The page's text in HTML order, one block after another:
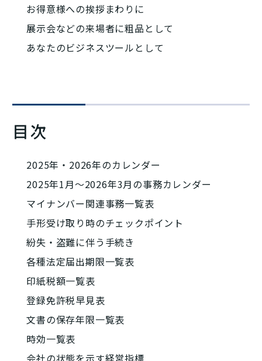
お得意様への挨拶まわりに
展示会などの来場者に粗品として
あなたのビジネスツールとして
目次
2025年・2026年のカレンダー
2025年1月～2026年3月の事務カレンダー
マイナンバー関連事務一覧表
手形受け取り時のチェックポイント
紛失・盗難に伴う手続き
各種法定届出期限一覧表
印紙税額一覧表
登録免許税早見表
文書の保存年限一覧表
時効一覧表
会社の状態を示す経営指標